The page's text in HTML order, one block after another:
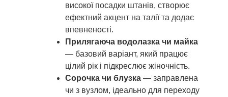
високої посадки штанів, створює
ефектний акцент на талії та додає
впевненості.
Прилягаюча водолазка чи майка
— базовий варіант, який працює
цілий рік і підкреслює жіночність.
Сорочка чи блузка — заправлена
чи з вузлом, ідеально для переходу